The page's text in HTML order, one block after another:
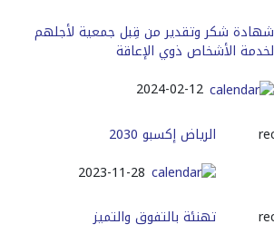
شهادة شكر وتقدير من قِبل جمعية لأجلهم
لخدمة الأشخاص ذوي الإعاقة
2024-02-12
الرياض إكسبو 2030
2023-11-28
تهنئة بالتفوق والتميز